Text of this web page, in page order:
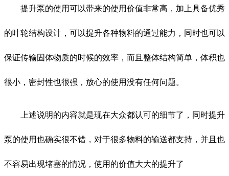
提升泵的使用可以带来的使用价值非常高，加上具备优秀
的叶轮结构设计，可以提升各种物料的通过能力，同时也可以
保证传输固体物质的时候的效率，而且整体结构简单，体积也
很小，密封性也很强，放心的使用没有任何问题。
上述说明的内容就是现在大众都认可的细节了，同时提升
泵的使用也确实很不错，对于很多物料的输送都支持，并且也
不容易出现堵塞的情况，使用的价值大大的提升了